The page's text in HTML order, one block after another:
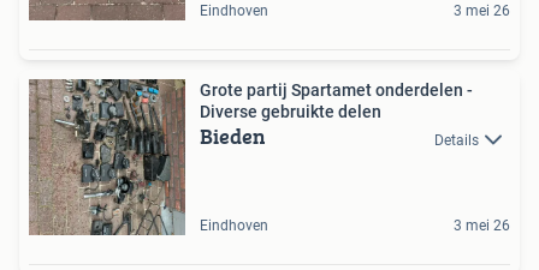
Eindhoven 3 mei 26
Grote partij Spartamet onderdelen -
Diverse gebruikte delen
Bieden Details
Eindhoven 3 mei 26